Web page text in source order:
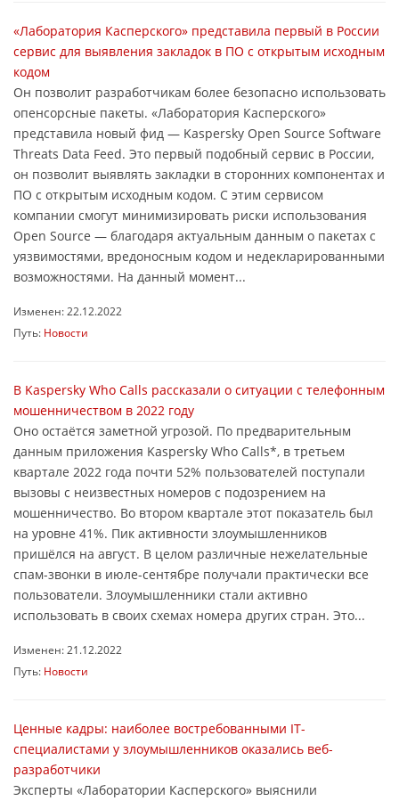
«Лаборатория Касперского» представила первый в России
сервис для выявления закладок в ПО с открытым исходным
кодом
Он позволит разработчикам более безопасно использовать
опенсорсные пакеты. «Лаборатория Касперского»
представила новый фид — Kaspersky Open Source Software
Threats Data Feed. Это первый подобный сервис в России,
он позволит выявлять закладки в сторонних компонентах и
ПО с открытым исходным кодом. С этим сервисом
компании смогут минимизировать риски использования
Open Source — благодаря актуальным данным о пакетах с
уязвимостями, вредоносным кодом и недекларированными
возможностями. На данный момент...
Изменен: 22.12.2022
Путь: Новости
В Kaspersky Who Calls рассказали о ситуации с телефонным
мошенничеством в 2022 году
Оно остаётся заметной угрозой. По предварительным
данным приложения Kaspersky Who Calls*, в третьем
квартале 2022 года почти 52% пользователей поступали
вызовы с неизвестных номеров с подозрением на
мошенничество. Во втором квартале этот показатель был
на уровне 41%. Пик активности злоумышленников
пришёлся на август. В целом различные нежелательные
спам-звонки в июле-сентябре получали практически все
пользователи. Злоумышленники стали активно
использовать в своих схемах номера других стран. Это...
Изменен: 21.12.2022
Путь: Новости
Ценные кадры: наиболее востребованными IT-
специалистами у злоумышленников оказались веб-
разработчики
Эксперты «Лаборатории Касперского» выяснили